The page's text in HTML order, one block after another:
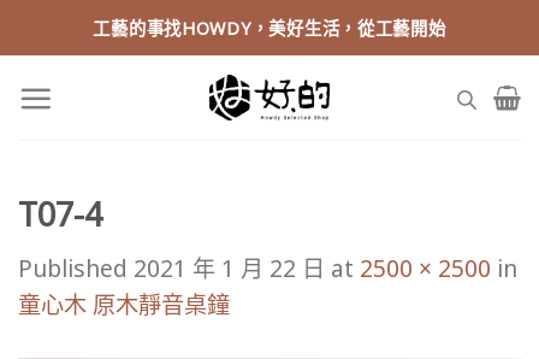
to
content
工藝的事找HOWDY，美好生活，從工藝開始
T07-4
Published 2021 年 1 月 22 日 at 2500 × 2500 in
童心木 原木靜音桌鐘